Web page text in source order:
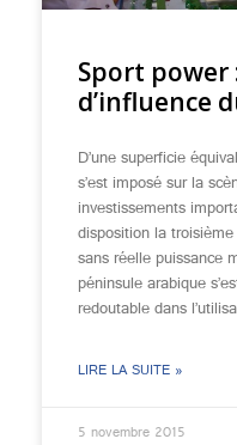
Sport power
d’influence
D’une superficie
s’est imposé sur la
investissements
disposition la
sans réelle puissance
péninsule arabique
redoutable dans
LIRE LA SUITE »
5 novembre 2015